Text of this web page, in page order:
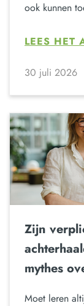
ook kunnen
LEES HET
30 juli 2026
Zijn
mythes
Moet leren